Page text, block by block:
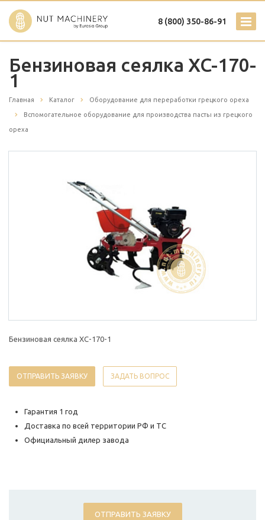
8 (800) 350-86-91
Бензиновая сеялка XC-170-
1
Главная Каталог Оборудование для переработки грецкого ореха
Вспомогательное оборудование для производства пасты из грецкого
ореха
Бензиновая сеялка XC-170-1
ОТПРАВИТЬ ЗАЯВКУ ЗАДАТЬ ВОПРОС
Гарантия 1 год
Доставка по всей территории РФ и ТС
Официальный дилер завода
ОТПРАВИТЬ ЗАЯВКУ